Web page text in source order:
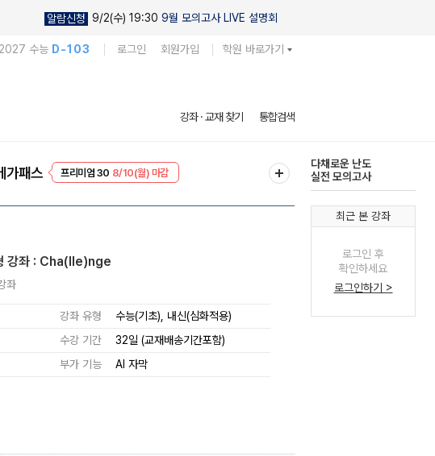
알람신청 9/2(수) 19:30 9월 모의고사 LIVE 설명회
2027 수능 D-103 로그인 회원가입 학원 바로가기
강좌 · 교재 찾기 통합검색
가패스
EVENT 8/10(월) 마감
다채로운 난도
실전 모의고사
강좌 : Cha(lle)nge
좌
강좌 유형
수능(기초), 내신(심화적용)
수강 기간
32일 (교재배송기간포함)
부가 기능
AI 자막
최근 본 강좌
로그인 후
확인하세요
로그인하기 >